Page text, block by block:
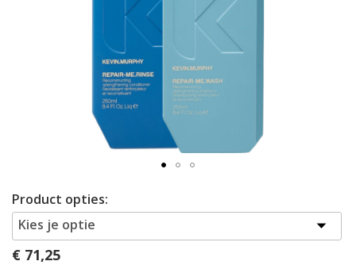
Ga
naar
het
begin
van
Product opties:
Kies je optie
€ 71,25